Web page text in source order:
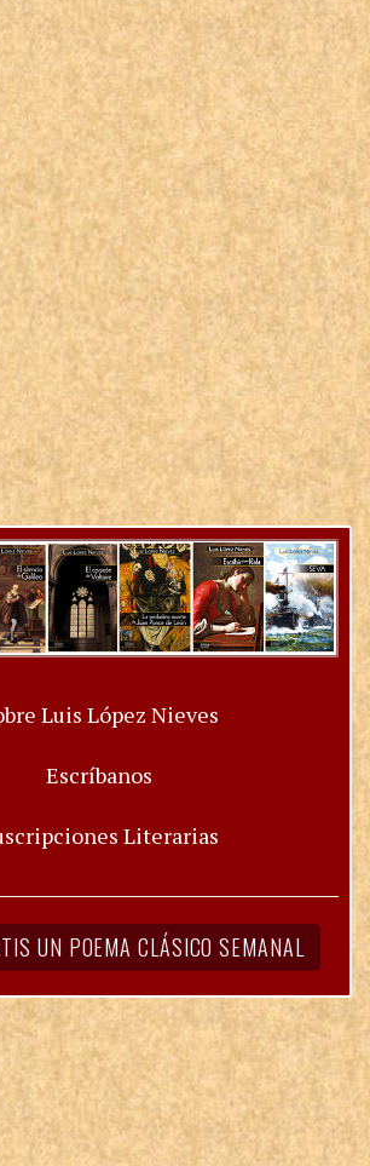
Luis López Nieves
Escríbanos
Literarias
UN POEMA CLÁSICO SEMANAL